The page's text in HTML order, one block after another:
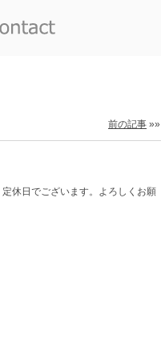
前の記事 »»
日でございます。よろしくお願